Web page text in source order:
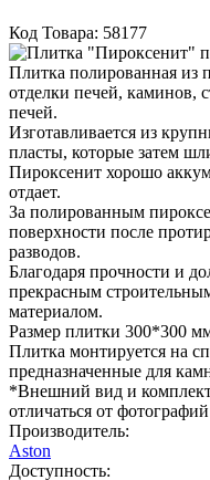
Код Товара: 58177
Плитка полированная из
отделки печей, каминов,
печей.
Изготавливается из
пласты, которые затем
Пироксенит хорошо
отдает.
За полированным
поверхности после
разводов.
Благодаря прочности и
прекрасным
материалом.
Размер плитки 300*300
Плитка монтируется на
предназначенные для
*Внешний вид и
отличаться от
Производитель:
Aston
Доступность: